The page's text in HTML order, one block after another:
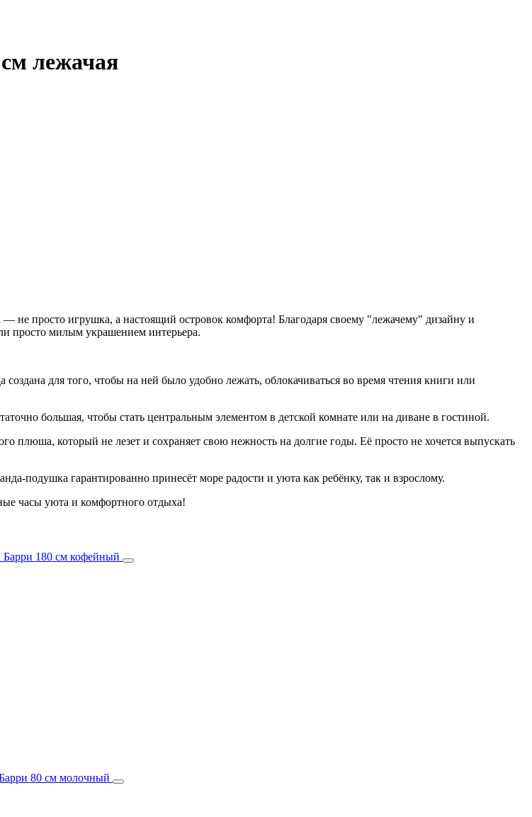
лежачая
просто игрушка, а настоящий островок комфорта! Благодаря своему "лежачему" дизайну и
просто милым украшением интерьера.
для того, чтобы на ней было удобно лежать, облокачиваться во время чтения книги или
большая, чтобы стать центральным элементом в детской комнате или на диване в гостиной.
плюша, который не лезет и сохраняет свою нежность на долгие годы. Её просто не хочется выпускать
подушка гарантированно принесёт море радости и уюта как ребёнку, так и взрослому.
часы уюта и комфортного отдыха!